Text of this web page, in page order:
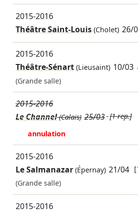
2015-2016
Théâtre Saint-Louis(Cholet) 26/
2015-2016
Théâtre-Sénart(Lieusaint) 10/03
(Grande salle)
2015-2016
Le Channel(Calais) 25/03 [1 rep.]
annulation
2015-2016
Le Salmanazar(Épernay) 21/04
(Grande salle)
2015-2016